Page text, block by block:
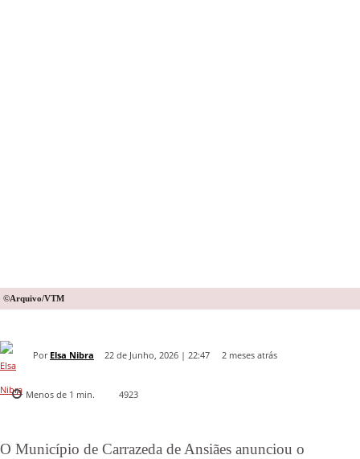
©Arquivo/VTM
Por Elsa Nibra 22 de Junho, 2026 | 22:47 2 meses atrás
Menos de 1 min. 4923
O Município de Carrazeda de Ansiães anunciou o